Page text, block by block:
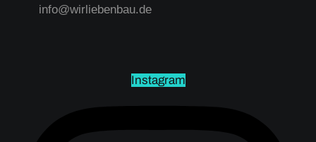
info@wirliebenbau.de
Instagram